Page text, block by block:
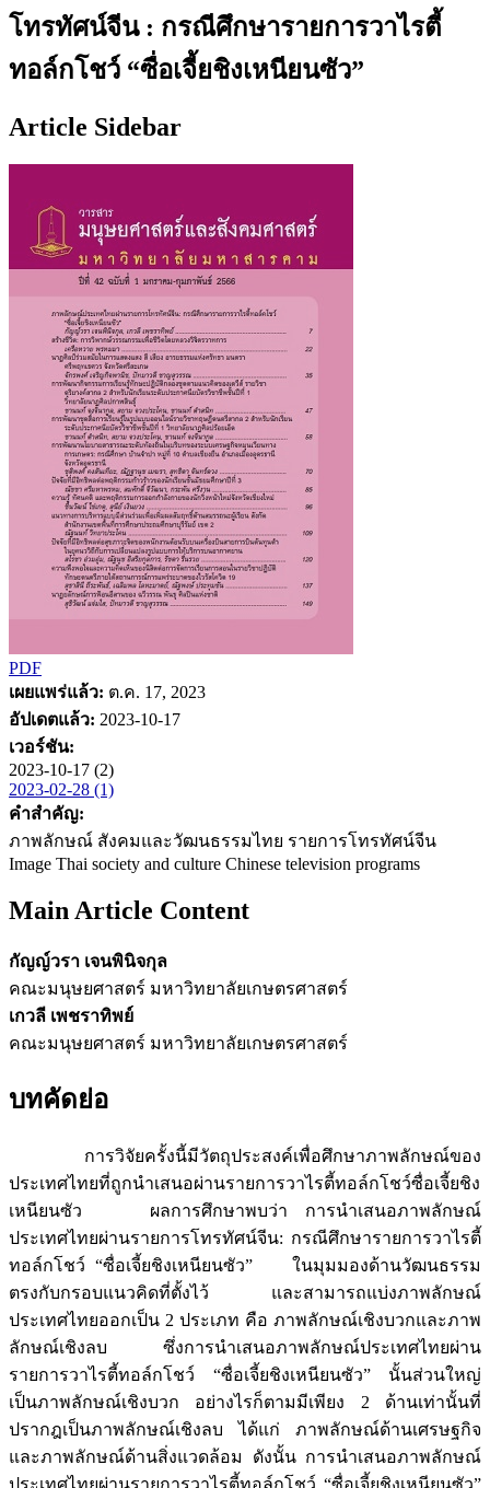
โทรทัศน์จีน : กรณีศึกษารายการวาไรตี้
ทอล์กโชว์ “ซื่อเจี้ยชิงเหนียนซัว”
Article Sidebar
PDF
เผยแพร่แล้ว: ต.ค. 17, 2023
อัปเดตแล้ว: 2023-10-17
เวอร์ชัน:
2023-10-17 (2)
2023-02-28 (1)
คำสำคัญ:
ภาพลักษณ์ สังคมและวัฒนธรรมไทย รายการโทรทัศน์จีน
Image Thai society and culture Chinese television programs
Main Article Content
กัญญ์วรา เจนพินิจกุล
คณะมนุษยศาสตร์ มหาวิทยาลัยเกษตรศาสตร์
เกวลี เพชราทิพย์
คณะมนุษยศาสตร์ มหาวิทยาลัยเกษตรศาสตร์
บทคัดย่อ
การวิจัยครั้งนี้มีวัตถุประสงค์เพื่อศึกษาภาพลักษณ์ของ
ประเทศไทยที่ถูกนำเสนอผ่านรายการวาไรตี้ทอล์กโชว์ซื่อเจี้ยชิง
เหนียนซัว ผลการศึกษาพบว่า การนำเสนอภาพลักษณ์
ประเทศไทยผ่านรายการโทรทัศน์จีน: กรณีศึกษารายการวาไรตี้
ทอล์กโชว์ “ซื่อเจี้ยชิงเหนียนซัว” ในมุมมองด้านวัฒนธรรม
ตรงกับกรอบแนวคิดที่ตั้งไว้ และสามารถแบ่งภาพลักษณ์
ประเทศไทยออกเป็น 2 ประเภท คือ ภาพลักษณ์เชิงบวกและภาพ
ลักษณ์เชิงลบ ซึ่งการนำเสนอภาพลักษณ์ประเทศไทยผ่าน
รายการวาไรตี้ทอล์กโชว์ “ซื่อเจี้ยชิงเหนียนซัว” นั้นส่วนใหญ่
เป็นภาพลักษณ์เชิงบวก อย่างไรก็ตามมีเพียง 2 ด้านเท่านั้นที่
ปรากฎเป็นภาพลักษณ์เชิงลบ ได้แก่ ภาพลักษณ์ด้านเศรษฐกิจ
และภาพลักษณ์ด้านสิ่งแวดล้อม ดังนั้น การนำเสนอภาพลักษณ์